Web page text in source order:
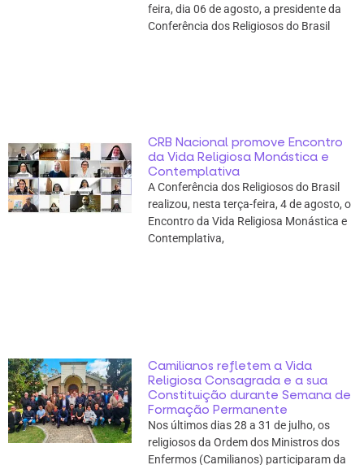
feira, dia 06 de agosto, a presidente da
Conferência dos Religiosos do Brasil
CRB Nacional promove Encontro
da Vida Religiosa Monástica e
Contemplativa
A Conferência dos Religiosos do Brasil
realizou, nesta terça-feira, 4 de agosto, o
Encontro da Vida Religiosa Monástica e
Contemplativa,
Camilianos refletem a Vida
Religiosa Consagrada e a sua
Constituição durante Semana de
Formação Permanente
Nos últimos dias 28 a 31 de julho, os
religiosos da Ordem dos Ministros dos
Enfermos (Camilianos) participaram da